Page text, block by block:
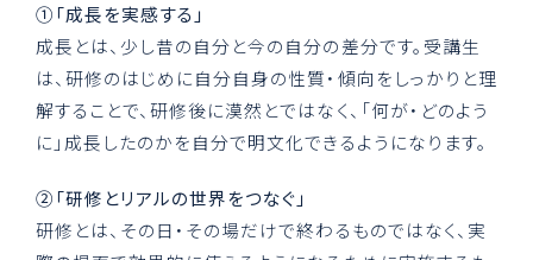
①「成長を実感する」
成長とは、少し昔の自分と今の自分の差分です。受講生
は、研修のはじめに自分自身の性質・傾向をしっかりと理
解することで、研修後に漠然とではなく、「何が・どのよう
に」成長したのかを自分で明文化できるようになります。
②「研修とリアルの世界をつなぐ」
研修とは、その日・その場だけで終わるものではなく、実